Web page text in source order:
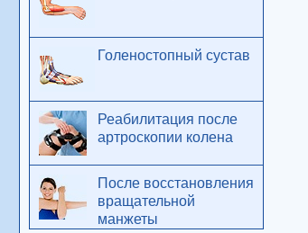
Голеностопный сустав
Реабилитация после
артроскопии колена
После восстановления
вращательной
манжеты